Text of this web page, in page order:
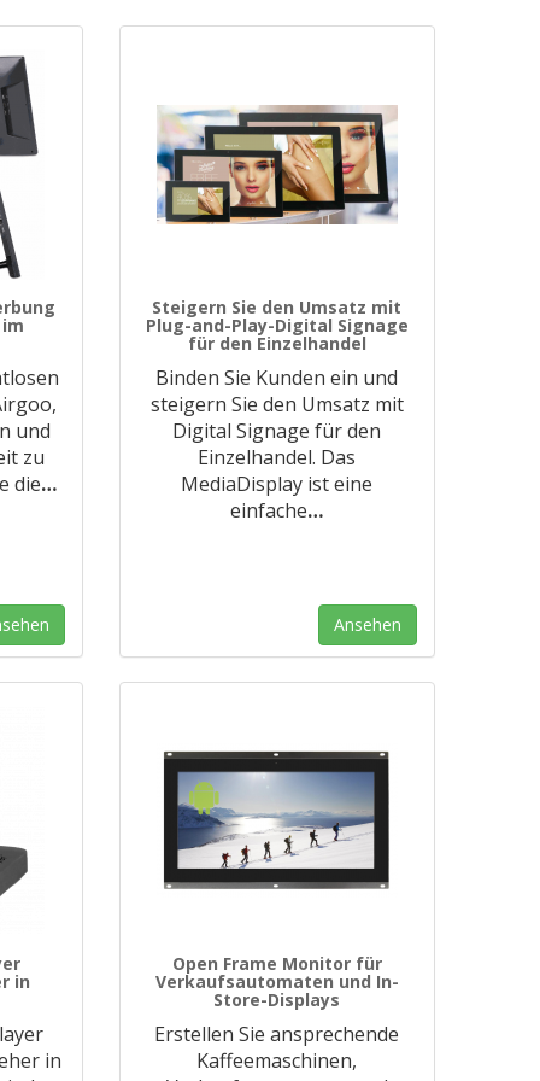
und
zu
die…
Steigern Sie den Umsatz mit
Plug-and-Play-Digital Signage
für den Einzelhandel
Binden Sie Kunden ein und
steigern Sie den Umsatz mit
Digital Signage für den
Einzelhandel. Das
MediaDisplay ist eine
einfache…
Ansehen
in
in
Open Frame Monitor für
Verkaufsautomaten und In-
Store-Displays
Erstellen Sie ansprechende
Kaffeemaschinen,